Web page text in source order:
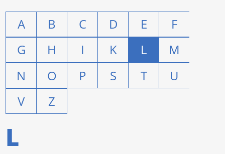
A B C D E
F
G
H I K L
M
N
O P S T
U
V
Z
L